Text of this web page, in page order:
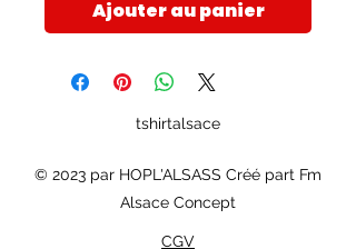
Ajouter au panier
tshirtalsace
© 2023 par HOPL'ALSASS Créé part Fm
Alsace Concept
CGV